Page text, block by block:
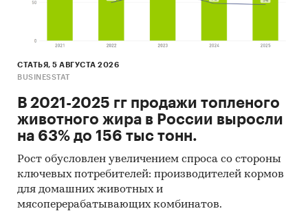
СТАТЬЯ, 5 АВГУСТА 2026
BUSINESSTAT
В 2021-2025 гг продажи топленого
животного жира в России выросли
на 63% до 156 тыс тонн.
Рост обусловлен увеличением спроса со стороны
ключевых потребителей: производителей кормов
для домашних животных и
мясоперерабатывающих комбинатов.